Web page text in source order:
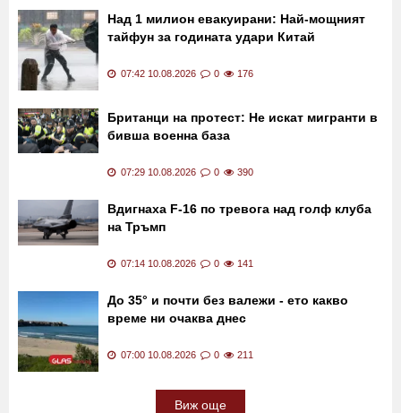
Над 1 милион евакуирани: Най-мощният
тайфун за годината удари Китай
07:42 10.08.2026 0 176
Британци на протест: Не искат мигранти в
бивша военна база
07:29 10.08.2026 0 390
Вдигнаха F-16 по тревога над голф клуба
на Тръмп
07:14 10.08.2026 0 141
До 35° и почти без валежи - ето какво
време ни очаква днес
07:00 10.08.2026 0 211
Виж още